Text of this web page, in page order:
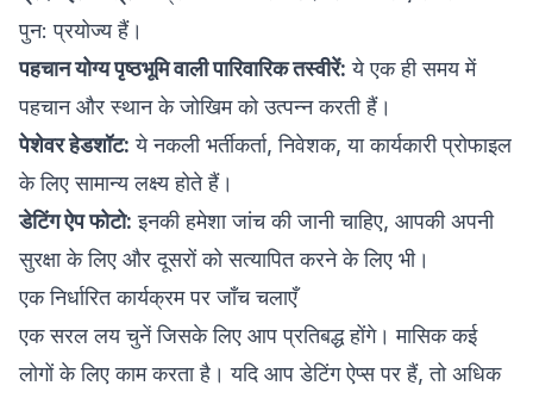
पुन: प्रयोज्य हैं।
पहचान योग्य पृष्ठभूमि वाली पारिवारिक तस्वीरें: ये एक ही समय में
पहचान और स्थान के जोखिम को उत्पन्न करती हैं।
पेशेवर हेडशॉट: ये नकली भर्तीकर्ता, निवेशक, या कार्यकारी प्रोफाइल
के लिए सामान्य लक्ष्य होते हैं।
डेटिंग ऐप फोटो: इनकी हमेशा जांच की जानी चाहिए, आपकी अपनी
सुरक्षा के लिए और दूसरों को सत्यापित करने के लिए भी।
एक निर्धारित कार्यक्रम पर जाँच चलाएँ
एक सरल लय चुनें जिसके लिए आप प्रतिबद्ध होंगे। मासिक कई
लोगों के लिए काम करता है। यदि आप डेटिंग ऐप्स पर हैं, तो अधिक